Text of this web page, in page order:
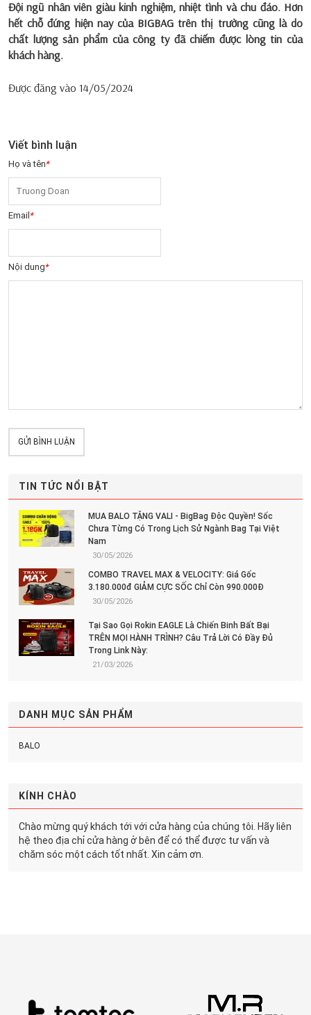
Đội ngũ nhân viên giàu kinh nghiệm, nhiệt tình và chu đáo. Hơn
hết chỗ đứng hiện nay của BIGBAG trên thị trường cũng là do
chất lượng sản phẩm của công ty đã chiếm được lòng tin của
khách hàng.
Được đăng vào 14/05/2024
Viết bình luận
Họ và tên*
Email *
Nội dung*
GỬI BÌNH LUẬN
TIN TỨC NỔI BẬT
MUA BALO TẶNG VALI - BigBag Độc Quyền! Sốc
Chưa Từng Có Trong Lịch Sử Ngành Bag Tại Việt
Nam
30/05/2026
COMBO TRAVEL MAX & VELOCITY: Giá Gốc
3.180.000đ GIẢM CỰC SỐC Chỉ Còn 990.000Đ
30/05/2026
Tại Sao Gọi Rokin EAGLE Là Chiến Binh Bất Bại
TRÊN MỌI HÀNH TRÌNH? Câu Trả Lời Có Đầy Đủ
Trong Link Này:
21/03/2026
DANH MỤC SẢN PHẨM
BALO
KÍNH CHÀO
Chào mừng quý khách tới với cửa hàng của chúng tôi. Hãy liên
hệ theo địa chỉ cửa hàng ở bên để có thể được tư vấn và
chăm sóc một cách tốt nhất. Xin cảm ơn.